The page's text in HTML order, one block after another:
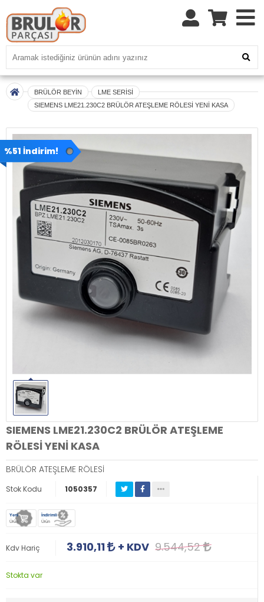
BRÜLÖR BEYİN
LME SERİSİ
SIEMENS LME21.230C2 BRÜLÖR ATEŞLEME RÖLESİ YENİ KASA
%51 İndirim!
SIEMENS LME21.230C2 BRÜLÖR ATEŞLEME
RÖLESİ YENİ KASA
BRÜLÖR ATEŞLEME RÖLESİ
Stok Kodu 1050357
Yeni
Ürün
İndirimli
Ürün
Kdv Hariç 3.910,11 + KDV 9.544,52
Stokta var